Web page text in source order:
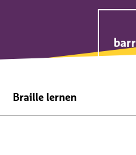
Braille lernen